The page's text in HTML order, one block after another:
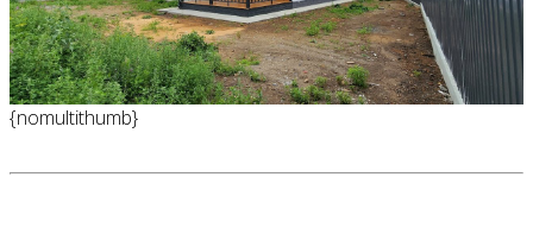
{nomultithumb}